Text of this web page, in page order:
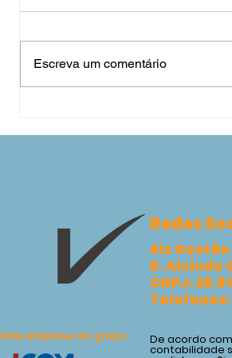
Escreva um comentário
Redes
6ix
R. Alcindo
CNPJ:
Telefones:
Uma empresa do grupo De acordo
contabilidade